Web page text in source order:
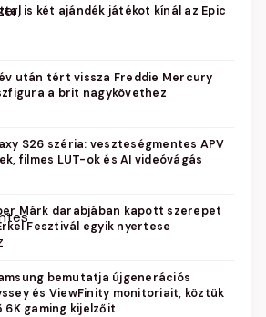
is két ajándék játékot kínál az Epic
után tért vissza Freddie Mercury
a brit nagykövethez
S26 széria: veszteségmentes APV
filmes LUT-ok és AI videóvágás
Márk darabjában kapott szerepet
Fesztivál egyik nyertese
bemutatja újgenerációs
és ViewFinity monitoriait, köztük
6K gaming kijelzőit